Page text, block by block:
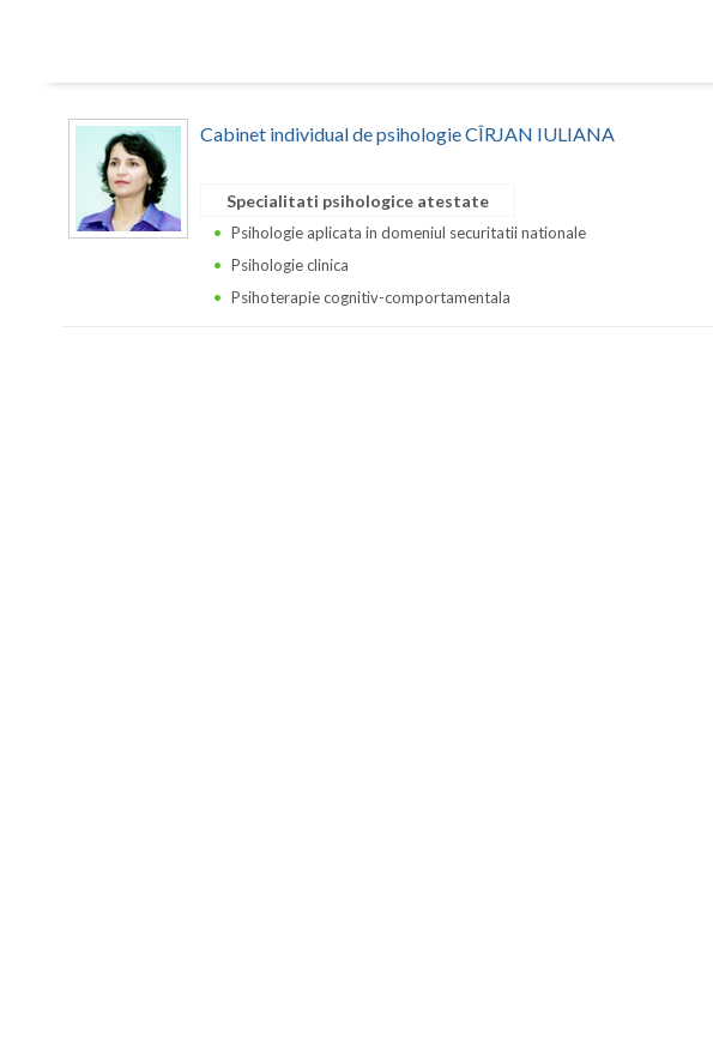
Cabinet individual de psihologie CÎRJAN IULIANA
Specialitati psihologice atestate
Psihologie aplicata in domeniul securitatii nationale
Psihologie clinica
Psihoterapie cognitiv-comportamentala